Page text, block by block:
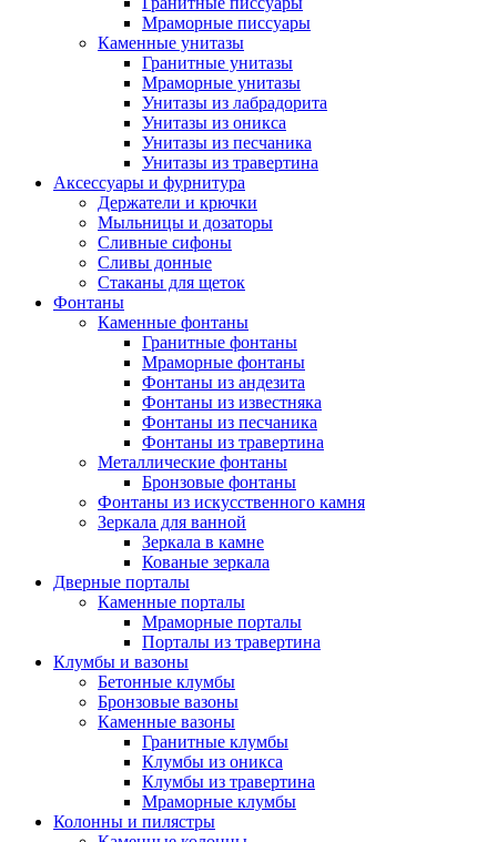
Мраморные писсуары
Каменные унитазы
Гранитные унитазы
Мраморные унитазы
Унитазы из лабрадорита
Унитазы из оникса
Унитазы из песчаника
Унитазы из травертина
Аксессуары и фурнитура
Держатели и крючки
Мыльницы и дозаторы
Сливные сифоны
Сливы донные
Стаканы для щеток
Фонтаны
Каменные фонтаны
Гранитные фонтаны
Мраморные фонтаны
Фонтаны из андезита
Фонтаны из известняка
Фонтаны из песчаника
Фонтаны из травертина
Металлические фонтаны
Бронзовые фонтаны
Фонтаны из искусственного камня
Зеркала для ванной
Зеркала в камне
Кованые зеркала
Дверные порталы
Каменные порталы
Мраморные порталы
Порталы из травертина
Клумбы и вазоны
Бетонные клумбы
Бронзовые вазоны
Каменные вазоны
Гранитные клумбы
Клумбы из оникса
Клумбы из травертина
Мраморные клумбы
Колонны и пилястры